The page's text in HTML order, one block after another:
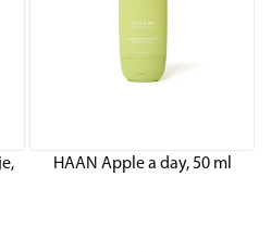
HAAN Apple a day, 50 ml